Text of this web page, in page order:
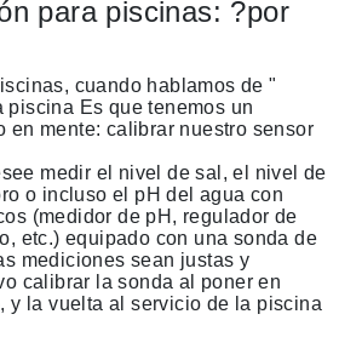
para piscinas: ?por
cuando hablamos de "
piscina Es que tenemos un
en mente: calibrar nuestro sensor
medir el nivel de sal, el nivel de
o incluso el pH del agua con
(medidor de pH, regulador de
etc.) equipado con una sonda de
mediciones sean justas y
calibrar la sonda al poner en
y la vuelta al servicio de la piscina